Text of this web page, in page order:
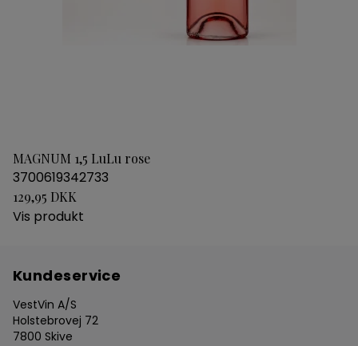
MAGNUM 1,5 LuLu rose
3700619342733
129,95 DKK
Vis produkt
Kundeservice
VestVin A/S
Holstebrovej 72
7800 Skive